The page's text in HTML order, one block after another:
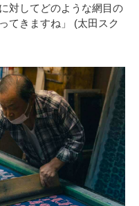
対してどのような網目の
てきますね」 (太田スク